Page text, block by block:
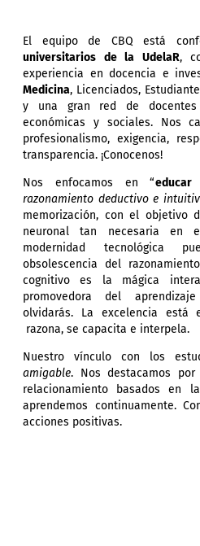
El equipo de CBQ está
universitarios de la UdelaR,
experiencia en docencia e
Medicina, Licenciados,
y una gran red de
económicas y sociales. Nos
profesionalismo, exigencia,
transparencia. ¡Conocenos!
Nos enfocamos en “educar
razonamiento deductivo e
memorización, con el objetivo
neuronal tan necesaria en
modernidad tecnológica
obsolescencia del
cognitivo es la mágica
promovedora del
olvidarás. La excelencia está
razona, se capacita e interpela.
Nuestro vínculo con los
amigable. Nos destacamos
relacionamiento basados en
aprendemos continuamente.
acciones positivas.